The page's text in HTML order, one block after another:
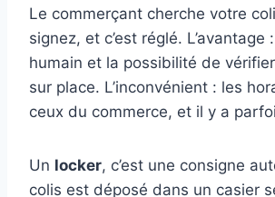
Le commerçant cherche votre
signez, et c’est réglé. L’avantage
humain et la possibilité de
sur place. L’inconvénient : les
ceux du commerce, et il y a
Un locker, c’est une consigne
colis est déposé dans un casier